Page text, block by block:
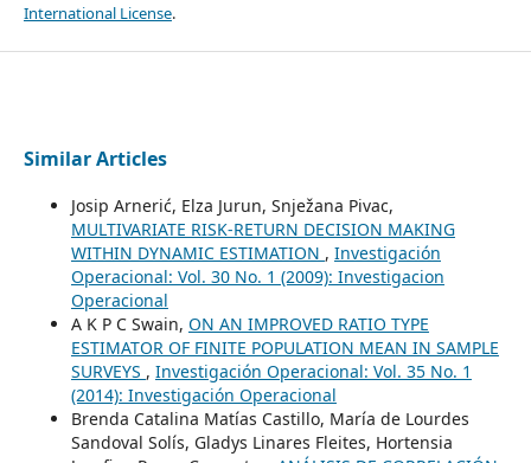
International License.
Similar Articles
Josip Arnerić, Elza Jurun, Snježana Pivac,
MULTIVARIATE RISK-RETURN DECISION MAKING
WITHIN DYNAMIC ESTIMATION , Investigación
Operacional: Vol. 30 No. 1 (2009): Investigacion
Operacional
A K P C Swain, ON AN IMPROVED RATIO TYPE
ESTIMATOR OF FINITE POPULATION MEAN IN SAMPLE
SURVEYS , Investigación Operacional: Vol. 35 No. 1
(2014): Investigación Operacional
Brenda Catalina Matías Castillo, María de Lourdes
Sandoval Solís, Gladys Linares Fleites, Hortensia